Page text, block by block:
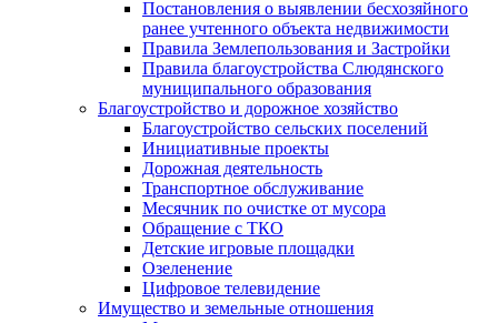
Постановления о выявлении бесхозяйного
ранее учтенного объекта недвижимости
Правила Землепользования и Застройки
Правила благоустройства Слюдянского
муниципального образования
Благоустройство и дорожное хозяйство
Благоустройство сельских поселений
Инициативные проекты
Дорожная деятельность
Транспортное обслуживание
Месячник по очистке от мусора
Обращение с ТКО
Детские игровые площадки
Озеленение
Цифровое телевидение
Имущество и земельные отношения